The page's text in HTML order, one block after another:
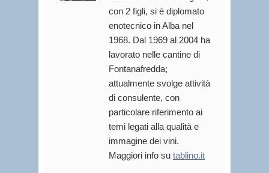
con 2 figli, si è diplomato
enotecnico in Alba nel
1968. Dal 1969 al 2004 ha
lavorato nelle cantine di
Fontanafredda;
attualmente svolge attività
di consulente, con
particolare riferimento ai
temi legati alla qualità e
immagine dei vini.
Maggiori info su tablino.it